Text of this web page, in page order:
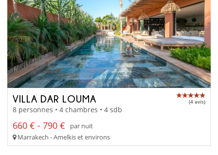
VILLA DAR LOUMA (4 avis)
8 personnes • 4 chambres • 4 sdb
660 € - 790 €
par nuit
Marrakech - Amelkis et environs